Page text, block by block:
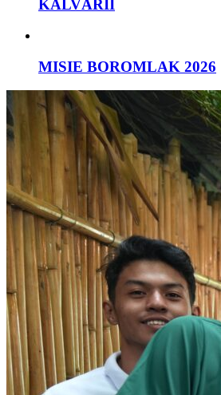
KALVÁRII
MISIE BOROMLAK 2026